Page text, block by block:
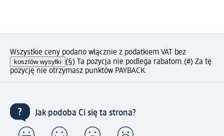
Wszystkie ceny podano włącznie z podatkiem VAT bez
kosztów wysyłki (§) Ta pozycja nie podlega rabatom.(#) Za tę
pozycję nie otrzymasz punktów PAYBACK.
Jak podoba Ci się ta strona?